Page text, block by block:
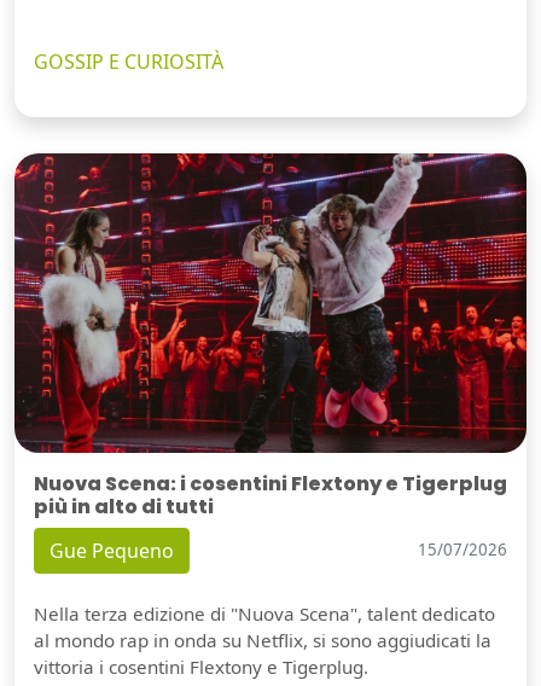
GOSSIP E CURIOSITÀ
Nuova Scena: i cosentini Flextony e Tigerplug
più in alto di tutti
Gue Pequeno 15/07/2026
Nella terza edizione di "Nuova Scena", talent dedicato
al mondo rap in onda su Netflix, si sono aggiudicati la
vittoria i cosentini Flextony e Tigerplug.